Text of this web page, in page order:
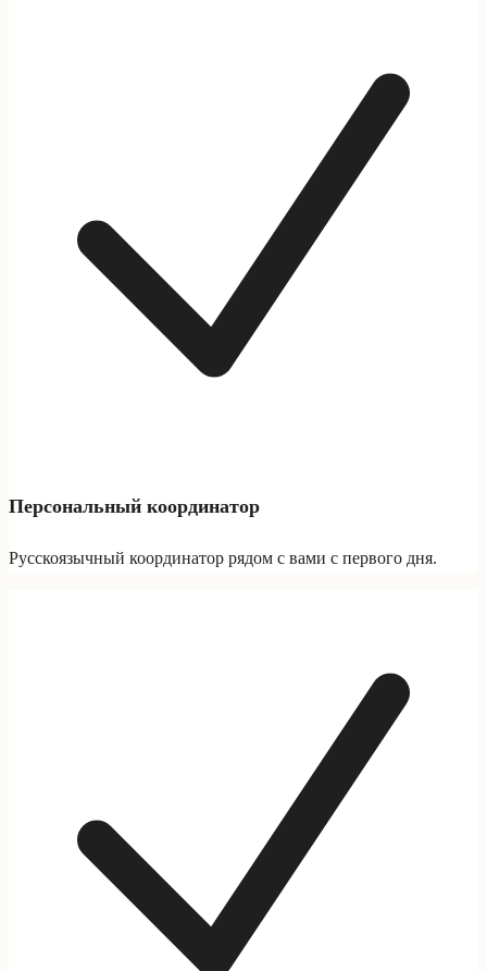
Персональный координатор
Русскоязычный координатор рядом с вами с первого дня.